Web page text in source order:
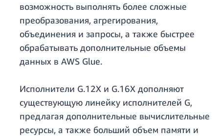
возможность выполнять более сложные
преобразования, агрегирования,
объединения и запросы, а также быстрее
обрабатывать дополнительные объемы
данных в AWS Glue.
Исполнители G.12X и G.16X дополняют
существующую линейку исполнителей G,
предлагая дополнительные вычислительные
ресурсы, а также больший объем памяти и